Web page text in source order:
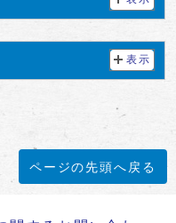
表示
ページの先頭へ戻る